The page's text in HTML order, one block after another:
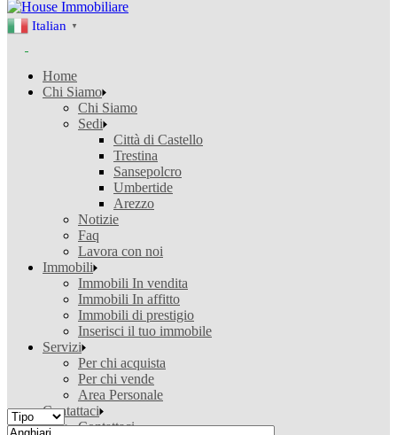
Italian ▼
Home
Chi Siamo
Chi Siamo
Sedi
Città di Castello
Trestina
Sansepolcro
Umbertide
Arezzo
Notizie
Faq
Lavora con noi
Immobili
Immobili In vendita
Immobili In affitto
Immobili di prestigio
Inserisci il tuo immobile
Servizi
Per chi acquista
Per chi vende
Area Personale
Contattaci
Contattaci